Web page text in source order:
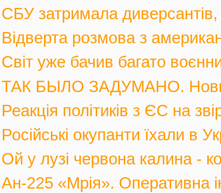
СБУ затримала диверсантів,
Відверта розмова з
Світ уже бачив багато
ТАК БЫЛО ЗАДУМАНО.
Реакція політиків з ЄС на
Російські окупанти їхали в
Ой у лузі червона калина -
Ан-225 «Мрія». Оперативна